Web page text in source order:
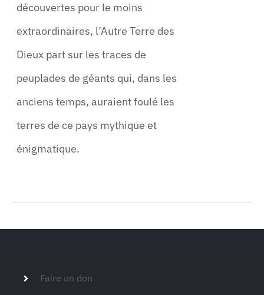
découvertes pour le moins
extraordinaires, l’Autre Terre des
Dieux part sur les traces de
peuplades de géants qui, dans les
anciens temps, auraient foulé les
terres de ce pays mythique et
énigmatique.
Faire un don